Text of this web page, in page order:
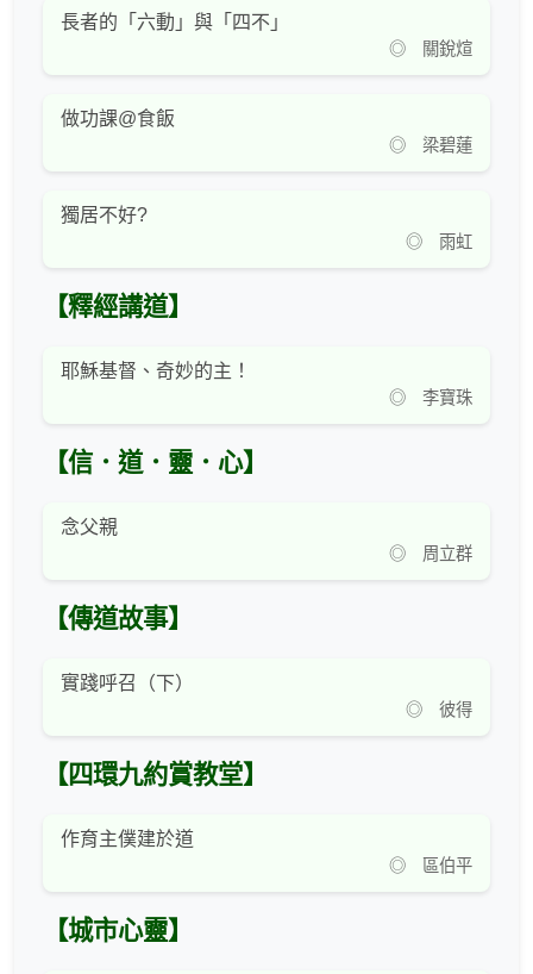
長者的「六動」與「四不」
◎ 關銳煊
做功課@食飯
◎ 梁碧蓮
獨居不好?
◎ 雨虹
【釋經講道】
耶穌基督、奇妙的主！
◎ 李寶珠
【信．道．靈．心】
念父親
◎ 周立群
【傳道故事】
實踐呼召（下）
◎ 彼得
【四環九約賞教堂】
作育主僕建於道
◎ 區伯平
【城市心靈】